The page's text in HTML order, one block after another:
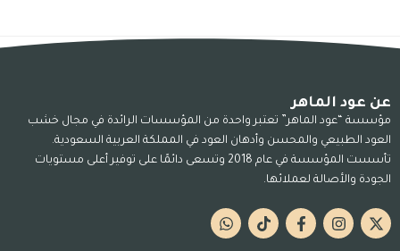
عن عود الماهر
مؤسسة “عود الماهر” تعتبر واحدة من المؤسسات الرائدة في مجال خشب
العود الطبيعي والمحسن وأدهان العود في المملكة العربية السعودية.
تأسست المؤسسة في عام 2018 وتسعى دائمًا على توفير أعلى مستويات
الجودة والأصالة لعملائها.